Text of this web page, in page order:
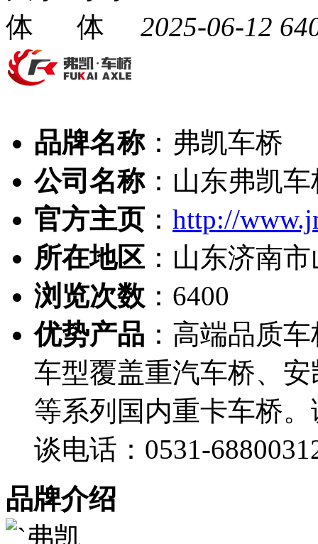
2025-06-12
品牌名称：弗凯车桥
公司名称：山东弗凯
官方主页 ： http://
所在地区 ：山东济南
浏览次数 ： 6400
优势产品 ：高端品质
车型覆盖重汽车桥、
等系列国内重卡车桥
谈电话：0531-
品牌介绍